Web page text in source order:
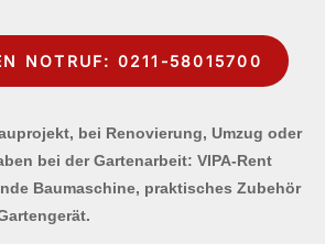
NOTRUF: 0211-58015700
bei Renovierung, Umzug oder
bei der Gartenarbeit: VIPA-Rent
Baumaschine, praktisches Zubehör